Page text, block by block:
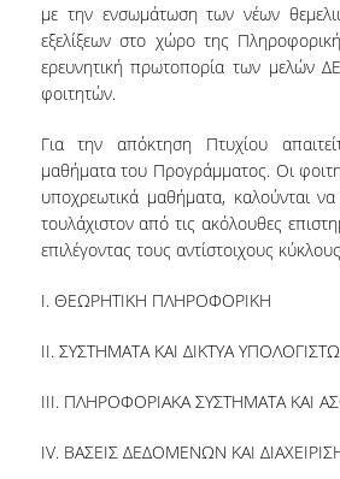
με την ενσωμάτωση των νέων
εξελίξεων στο χώρο της
ερευνητική πρωτοπορία των μελών
φοιτητών.
Για την απόκτηση Πτυχίου
μαθήματα του Προγράμματος. Οι
υποχρεωτικά μαθήματα, καλούνται
τουλάχιστον από τις ακόλουθες
επιλέγοντας τους αντίστοιχους
I. ΘΕΩΡΗΤΙΚΗ ΠΛΗΡΟΦΟΡΙΚΗ
II. ΣΥΣΤΗΜΑΤΑ ΚΑΙ ΔΙΚΤΥΑ
III. ΠΛΗΡΟΦΟΡΙΑΚΑ ΣΥΣΤΗΜΑΤΑ ΚΑΙ
IV. ΒΑΣΕΙΣ ΔΕΔΟΜΕΝΩΝ ΚΑΙ